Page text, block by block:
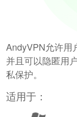
AndyVPN允许用
并且可以隐匿用
私保护。
适用于：